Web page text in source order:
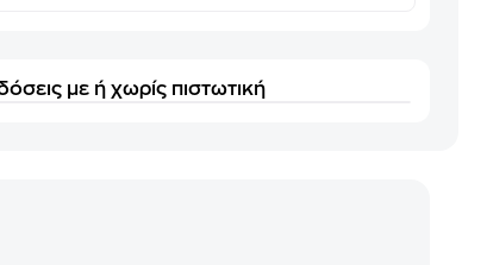
με ή χωρίς πιστωτική